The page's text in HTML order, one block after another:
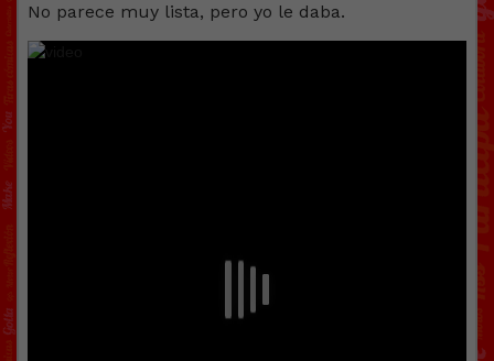
No parece muy lista, pero yo le daba.